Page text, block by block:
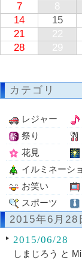
7
8
14
15
21
22
28
29
カテゴリ
レジャー
祭り
花見
イルミネーシ
お笑い
スポーツ
2015年6月28
2015/06/28
しまじろう と